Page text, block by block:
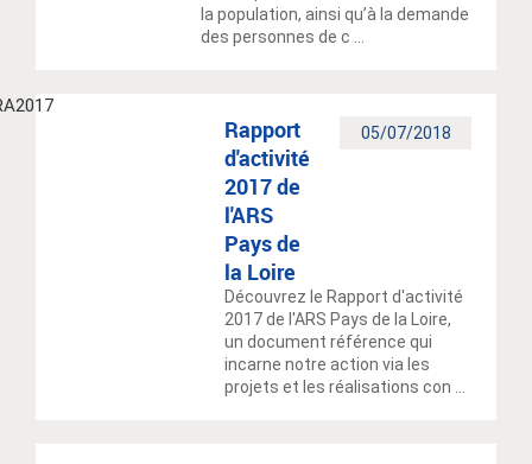
la population, ainsi qu’à la demande
des personnes de c ...
05/07/2018
Rapport
d'activité
2017 de
l'ARS
Pays de
la Loire
Découvrez le Rapport d'activité
2017 de l'ARS Pays de la Loire,
un document référence qui
incarne notre action via les
projets et les réalisations con ...